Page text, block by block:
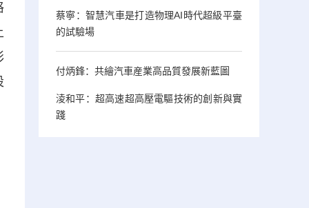
蔡寧：智慧汽車是打造物理AI時代超級平臺
的試驗場
付炳鋒：共繪汽車産業高品質發展新藍圖
淩和平：超高速超高壓電驅技術的創新與實
踐